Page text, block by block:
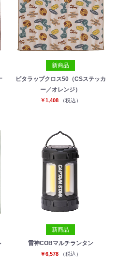
新商品
ピタラップクロス50（CSステッカ
ー／オレンジ）
￥1,408 （税込）
新商品
雷神COBマルチランタン
￥6,578 （税込）